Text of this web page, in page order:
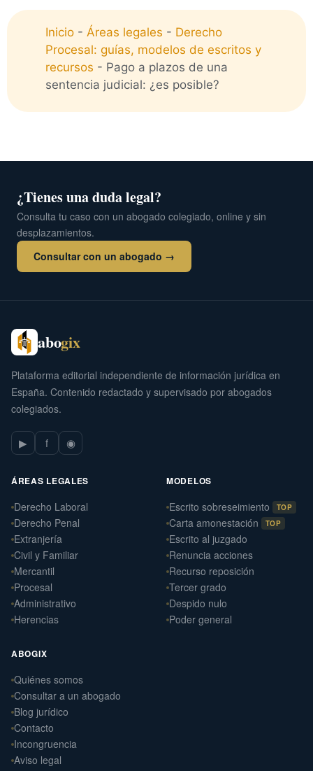
Inicio - Áreas legales - Derecho
Procesal: guías, modelos de escritos y
recursos - Pago a plazos de una
sentencia judicial: ¿es posible?
¿Tienes una duda legal?
Consulta tu caso con un abogado colegiado, online y sin
desplazamientos.
Consultar con un abogado →
abogix
Plataforma editorial independiente de información jurídica en
España. Contenido redactado y supervisado por abogados
colegiados.
▶ f ◉
ÁREAS LEGALES
Derecho Laboral
Derecho Penal
Extranjería
Civil y Familiar
Mercantil
Procesal
Administrativo
Herencias
MODELOS
Escrito sobreseimiento TOP
Carta amonestación TOP
Escrito al juzgado
Renuncia acciones
Recurso reposición
Tercer grado
Despido nulo
Poder general
ABOGIX
Quiénes somos
Consultar a un abogado
Blog jurídico
Contacto
Incongruencia
Aviso legal
Daniel Ramos Illanes
Derecho Laboral
📍 Sevilla
Laterna Abogados
📍 Santiago de Compostela